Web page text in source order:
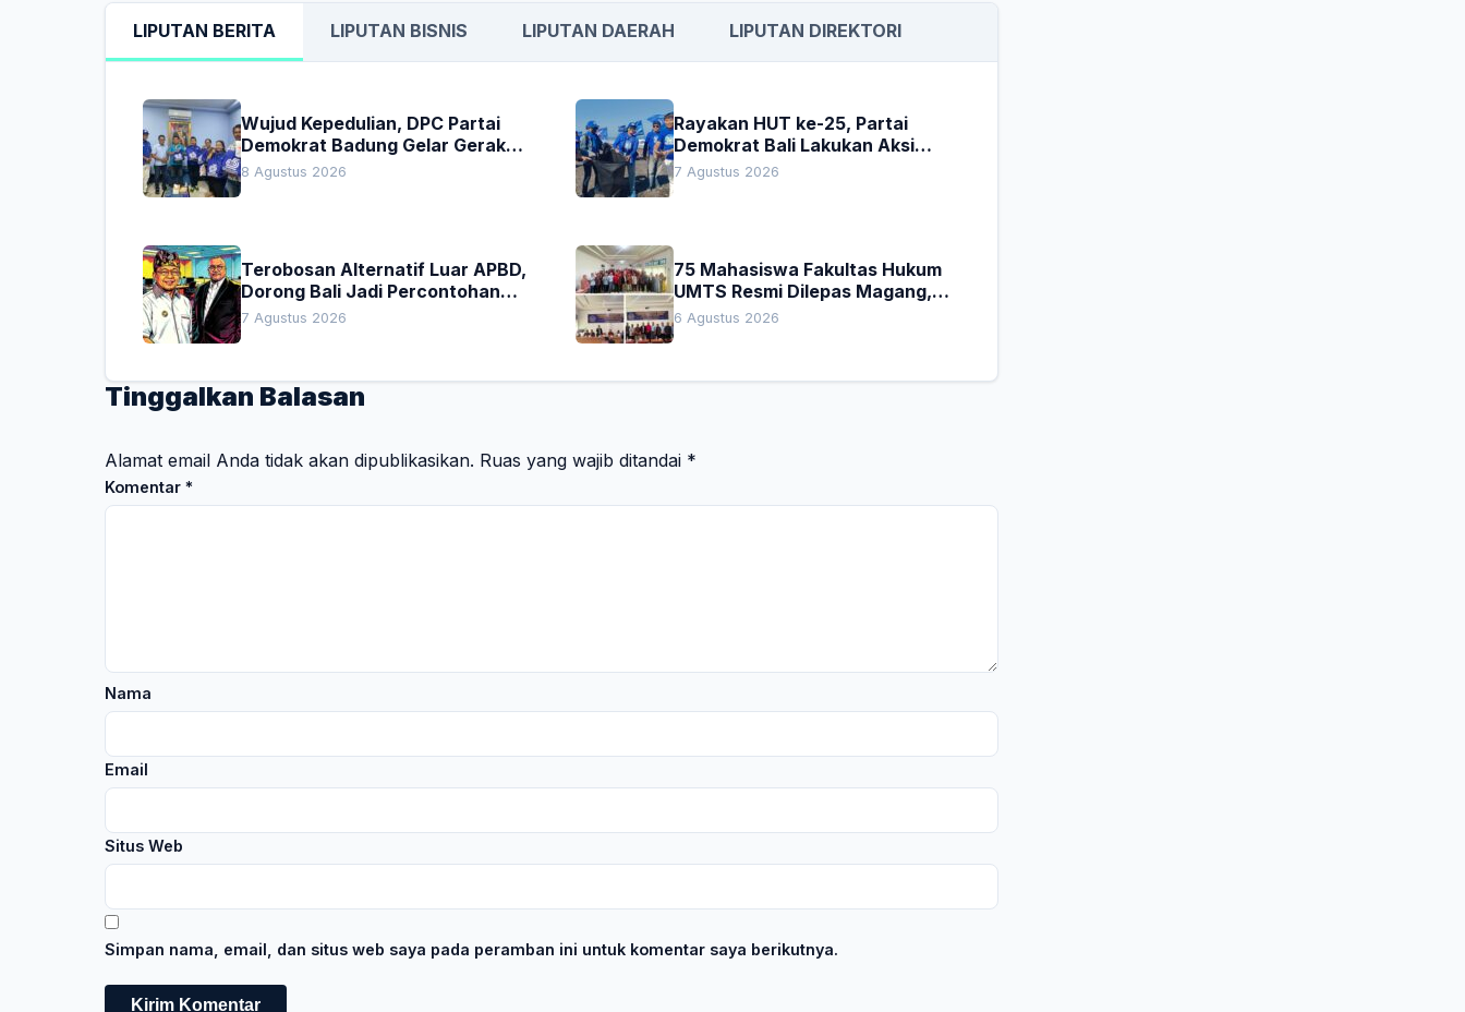
LIPUTAN BERITA LIPUTAN BISNIS LIPUTAN DAERAH LIPUTAN DIREKTORI
Wujud Kepedulian, DPC Partai
Demokrat Badung Gelar Gerakan
Donor Darah
8 Agustus 2026
Rayakan HUT ke-25, Partai
Demokrat Bali Lakukan Aksi
Nyata Pelestarian Lingkungan
7 Agustus 2026
Terobosan Alternatif Luar APBD,
Dorong Bali Jadi Percontohan
Nasional Pembiayaan Daerah
7 Agustus 2026
75 Mahasiswa Fakultas Hukum
UMTS Resmi Dilepas Magang,
Dekan Titip Empat Pesan
6 Agustus 2026
Tinggalkan Balasan
Alamat email Anda tidak akan dipublikasikan. Ruas yang wajib ditandai *
Komentar *
Nama
Email
Situs Web
Simpan nama, email, dan situs web saya pada peramban ini untuk komentar saya berikutnya.